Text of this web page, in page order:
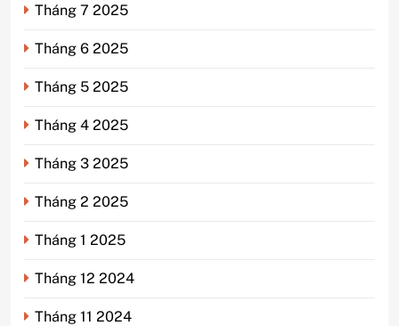
Tháng 7 2025
Tháng 6 2025
Tháng 5 2025
Tháng 4 2025
Tháng 3 2025
Tháng 2 2025
Tháng 1 2025
Tháng 12 2024
Tháng 11 2024